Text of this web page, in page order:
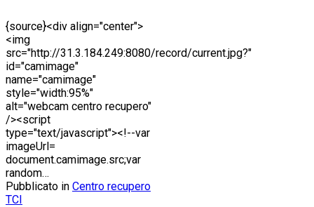
{source}<div align="center">
<img
src="http://31.3.184.249:8080/record/current.jpg?"
id="camimage"
name="camimage"
style="width:95%"
alt="webcam centro recupero"
/><script
type="text/javascript"><!--var
imageUrl=
document.camimage.src;var
random…
Pubblicato in Centro recupero
TCI